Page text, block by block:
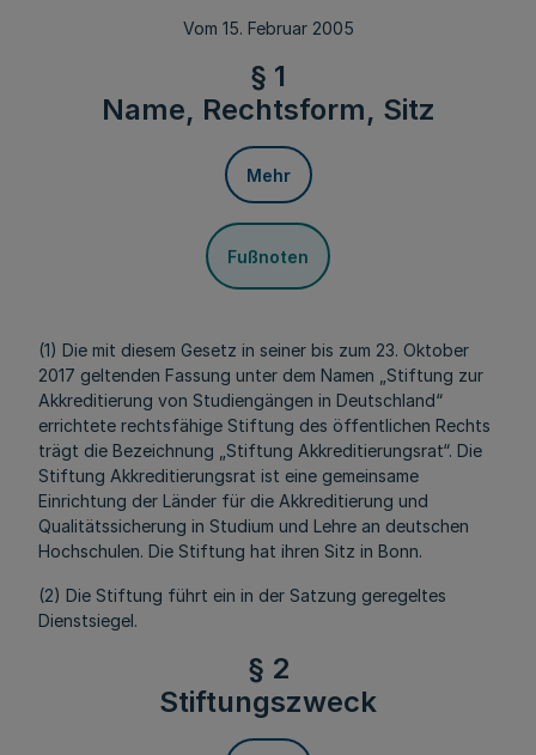
Vom 15. Februar 2005
§ 1
Name, Rechtsform, Sitz
Mehr
Fußnoten
(1) Die mit diesem Gesetz in seiner bis zum 23. Oktober
2017 geltenden Fassung unter dem Namen „Stiftung zur
Akkreditierung von Studiengängen in Deutschland“
errichtete rechtsfähige Stiftung des öffentlichen Rechts
trägt die Bezeichnung „Stiftung Akkreditierungsrat“. Die
Stiftung Akkreditierungsrat ist eine gemeinsame
Einrichtung der Länder für die Akkreditierung und
Qualitätssicherung in Studium und Lehre an deutschen
Hochschulen. Die Stiftung hat ihren Sitz in Bonn.
(2) Die Stiftung führt ein in der Satzung geregeltes
Dienstsiegel.
§ 2
Stiftungszweck